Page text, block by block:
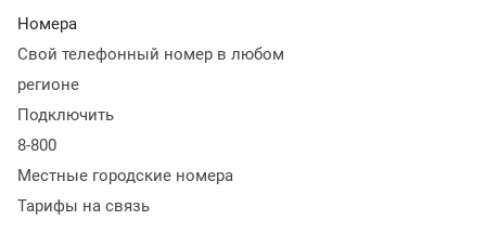
Номера
Свой телефонный номер в любом
регионе
Подключить
8-800
Местные городские номера
Тарифы на связь